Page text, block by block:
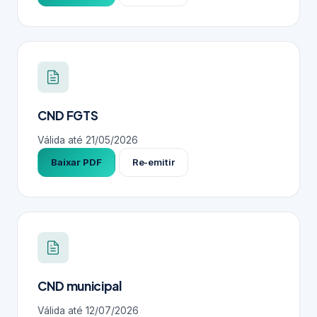
CND FGTS
Válida até 21/05/2026
Baixar PDF
Re-emitir
CND municipal
Válida até 12/07/2026